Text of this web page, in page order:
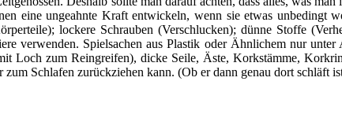
eine ungeahnte Kraft entwickeln, wenn sie etwas unbedingt
lockere Schrauben (Verschlucken); dünne Stoffe
verwenden. Spielsachen aus Plastik oder Ähnlichem nur
Loch zum Reingreifen), dicke Seile, Äste, Korkstämme,
zum Schlafen zurückziehen kann. (Ob er dann genau dort schläft